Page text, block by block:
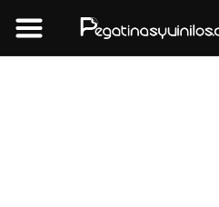
al
contenido